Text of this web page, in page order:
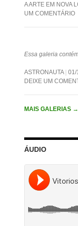
A ARTE EM NOVA
UM COMENTÁRIO
Essa galeria
ASTRONAUTA 01/
DEIXE UM
MAIS GALERIAS →
ÁUDIO